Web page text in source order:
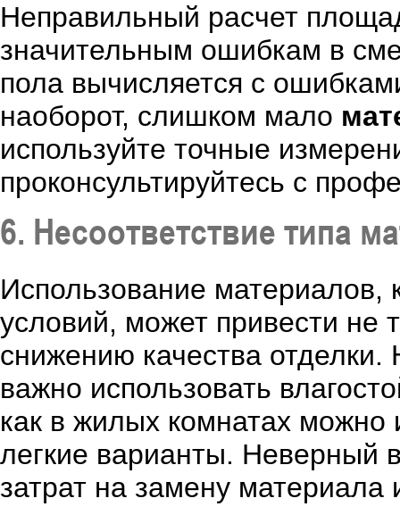
Неправильный расчет
значительным ошибкам в
пола вычисляется с
наоборот, слишком мало
используйте точные
проконсультируйтесь с
6. Несоответствие типа
Использование материалов,
условий, может привести не
снижению качества
важно использовать
как в жилых комнатах можно
легкие варианты. Неверный
затрат на замену